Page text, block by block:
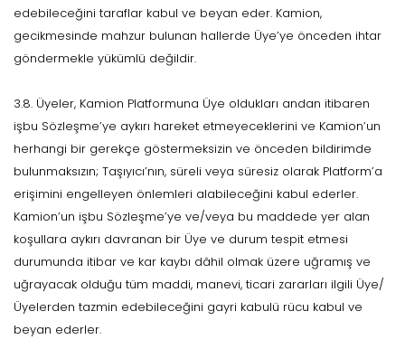
edebileceğini taraflar kabul ve beyan eder. Kamion,
gecikmesinde mahzur bulunan hallerde Üye’ye önceden ihtar
göndermekle yükümlü değildir.
3.8. Üyeler, Kamion Platformuna Üye oldukları andan itibaren
işbu Sözleşme’ye aykırı hareket etmeyeceklerini ve Kamion’un
herhangi bir gerekçe göstermeksizin ve önceden bildirimde
bulunmaksızın; Taşıyıcı’nın, süreli veya süresiz olarak Platform’a
erişimini engelleyen önlemleri alabileceğini kabul ederler.
Kamion’un işbu Sözleşme’ye ve/veya bu maddede yer alan
koşullara aykırı davranan bir Üye ve durum tespit etmesi
durumunda itibar ve kar kaybı dâhil olmak üzere uğramış ve
uğrayacak olduğu tüm maddi, manevi, ticari zararları ilgili Üye/
Üyelerden tazmin edebileceğini gayri kabulü rücu kabul ve
beyan ederler.